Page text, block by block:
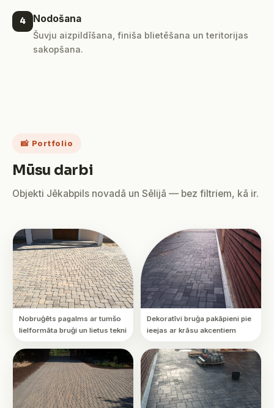
4 Nodošana
Šuvju aizpildīšana, finiša blietēšana un teritorijas
sakopšana.
📸 Portfolio
Mūsu darbi
Objekti Jēkabpils novadā un Sēlijā — bez filtriem, kā ir.
Nobruģēts pagalms ar tumšo
lielformāta bruģi un lietus tekni
Dekoratīvi bruģa pakāpieni pie
ieejas ar krāsu akcentiem